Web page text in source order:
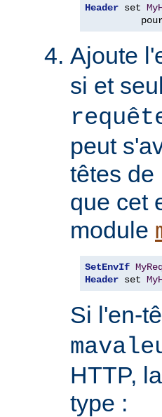
Header set
Ajoute
si et
peut
têtes de
que cet
module
SetEnvIf
Header set
Si l'en-
HTTP,
type :